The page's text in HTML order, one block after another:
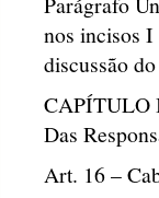
nos incisos
discussão
Das
Art. 16 –